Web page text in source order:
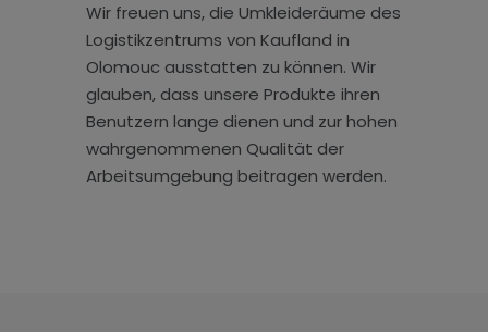
Wir freuen uns, die Umkleideräume des
Logistikzentrums von Kaufland in
Olomouc ausstatten zu können. Wir
glauben, dass unsere Produkte ihren
Benutzern lange dienen und zur hohen
wahrgenommenen Qualität der
Arbeitsumgebung beitragen werden.